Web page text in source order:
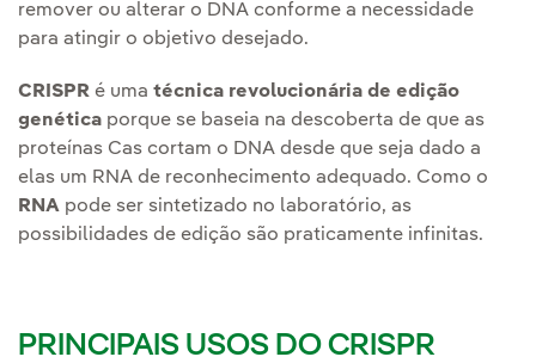
remover ou alterar o DNA conforme a necessidade
para atingir o objetivo desejado.
CRISPR é uma técnica revolucionária de edição
genética porque se baseia na descoberta de que as
proteínas Cas cortam o DNA desde que seja dado a
elas um RNA de reconhecimento adequado. Como o
RNA pode ser sintetizado no laboratório, as
possibilidades de edição são praticamente infinitas.
PRINCIPAIS USOS DO CRISPR